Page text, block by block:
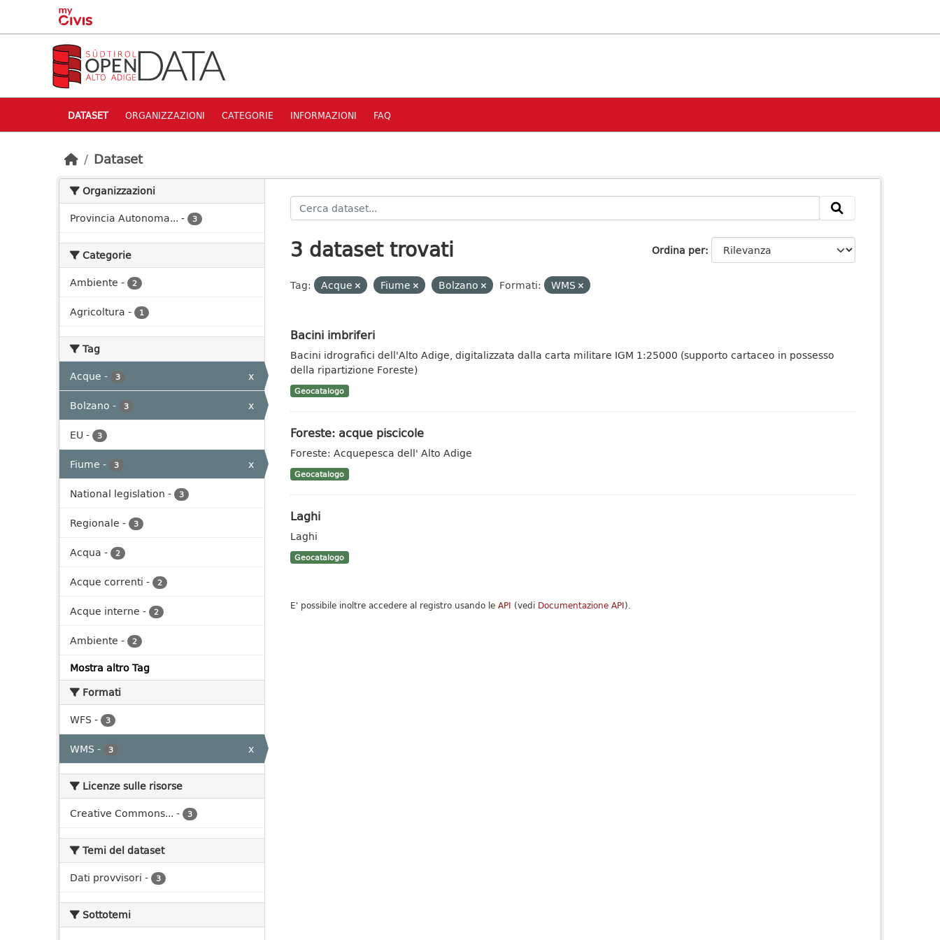
Skip to main content
DATASET ORGANIZZAZIONI CATEGORIE INFORMAZIONI FAQ
Dataset
Organizzazioni
Provincia Autonoma... - 3
Categorie
Ambiente - 2
Agricoltura - 1
Tag
Acque - 3
x
Bolzano - 3
x
EU - 3
Fiume - 3
x
National legislation - 3
Regionale - 3
Acqua - 2
Acque correnti - 2
Acque interne - 2
Ambiente - 2
Mostra altro Tag
Formati
WFS - 3
WMS - 3 x
Licenze sulle risorse
Creative Commons... - 3
Temi del dataset
Dati provvisori - 3
Sottotemi
Ordina per
3 dataset trovati
Tag: Acque Fiume Bolzano Formati: WMS
Bacini imbriferi
Bacini idrografici dell'Alto Adige, digitalizzata dalla carta militare IGM 1:25000 (supporto cartaceo in possesso
della ripartizione Foreste)
Geocatalogo
Foreste: acque piscicole
Foreste: Acquepesca dell' Alto Adige
Geocatalogo
Laghi
Laghi
Geocatalogo
E' possibile inoltre accedere al registro usando le API (vedi Documentazione API).